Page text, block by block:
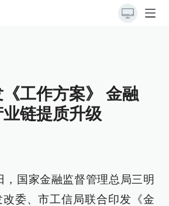
工作方案》 金融
链提质升级
，国家金融监督管理总局三明
委、市工信局联合印发《金